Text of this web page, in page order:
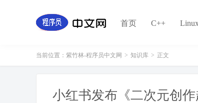
首页 C++
当前位置： 紫竹林-程序员中文网 > 知识库 > 正文
小红书发布《二次元创